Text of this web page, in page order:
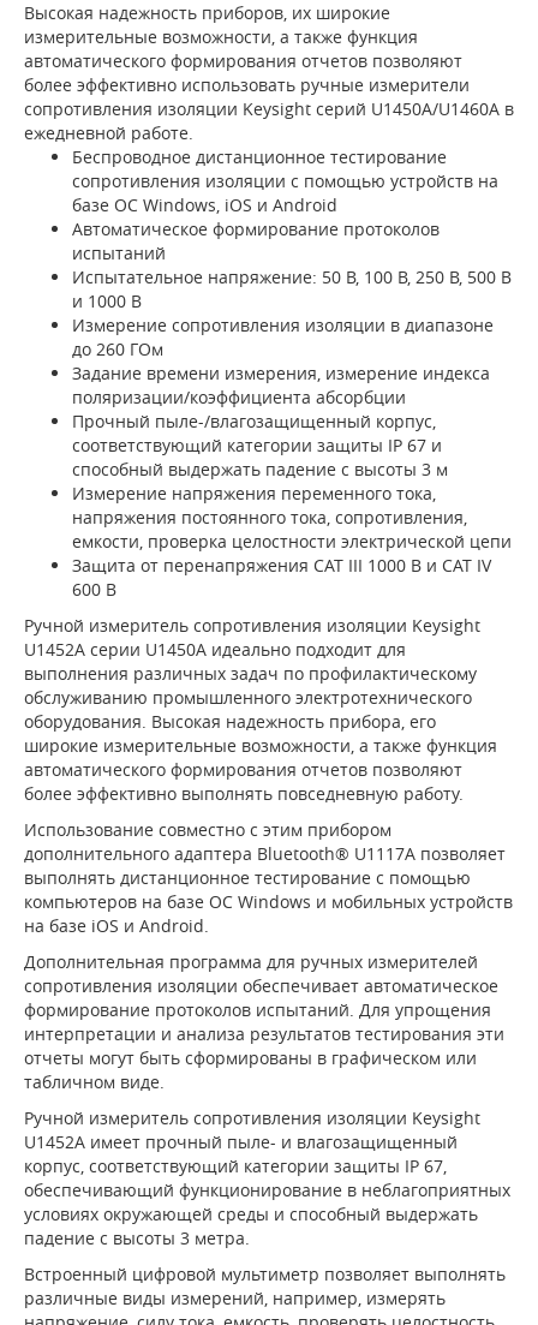
Высокая надежность приборов, их широкие
измерительные возможности, а также функция
автоматического формирования отчетов позволяют
более эффективно использовать ручные измерители
сопротивления изоляции Keysight серий U1450A/U1460A в
ежедневной работе.
Беспроводное дистанционное тестирование
сопротивления изоляции с помощью устройств на
базе ОС Windows, iOS и Android
Автоматическое формирование протоколов
испытаний
Испытательное напряжение: 50 В, 100 В, 250 В, 500 В
и 1000 В
Измерение сопротивления изоляции в диапазоне
до 260 ГОм
Задание времени измерения, измерение индекса
поляризации/коэффициента абсорбции
Прочный пыле-/влагозащищенный корпус,
соответствующий категории защиты IP 67 и
способный выдержать падение с высоты 3 м
Измерение напряжения переменного тока,
напряжения постоянного тока, сопротивления,
емкости, проверка целостности электрической цепи
Защита от перенапряжения CAT III 1000 В и CAT IV
600 В
Ручной измеритель сопротивления изоляции Keysight
U1452A серии U1450A идеально подходит для
выполнения различных задач по профилактическому
обслуживанию промышленного электротехнического
оборудования. Высокая надежность прибора, его
широкие измерительные возможности, а также функция
автоматического формирования отчетов позволяют
более эффективно выполнять повседневную работу.
Использование совместно с этим прибором
дополнительного адаптера Bluetooth® U1117A позволяет
выполнять дистанционное тестирование с помощью
компьютеров на базе ОС Windows и мобильных устройств
на базе iOS и Android.
Дополнительная программа для ручных измерителей
сопротивления изоляции обеспечивает автоматическое
формирование протоколов испытаний. Для упрощения
интерпретации и анализа результатов тестирования эти
отчеты могут быть сформированы в графическом или
табличном виде.
Ручной измеритель сопротивления изоляции Keysight
U1452A имеет прочный пыле- и влагозащищенный
корпус, соответствующий категории защиты IP 67,
обеспечивающий функционирование в неблагоприятных
условиях окружающей среды и способный выдержать
падение с высоты 3 метра.
Встроенный цифровой мультиметр позволяет выполнять
различные виды измерений, например, измерять